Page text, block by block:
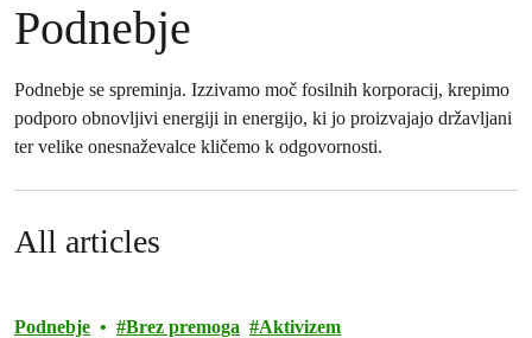
Podnebje
Podnebje se spreminja. Izzivamo moč fosilnih korporacij, krepimo
podporo obnovljivi energiji in energijo, ki jo proizvajajo državljani
ter velike onesnaževalce kličemo k odgovornosti.
All articles
Podnebje Brez premoga Aktivizem